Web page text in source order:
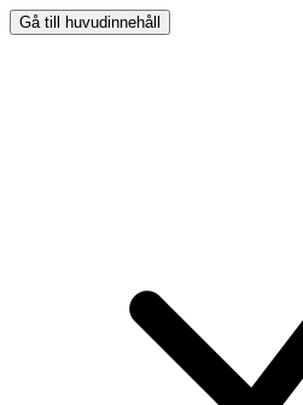
Gå till huvudinnehåll